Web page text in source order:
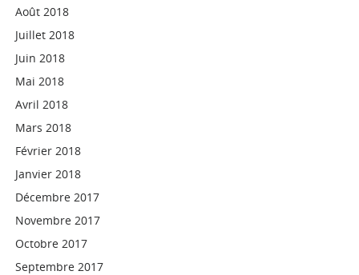
Août 2018
Juillet 2018
Juin 2018
Mai 2018
Avril 2018
Mars 2018
Février 2018
Janvier 2018
Décembre 2017
Novembre 2017
Octobre 2017
Septembre 2017